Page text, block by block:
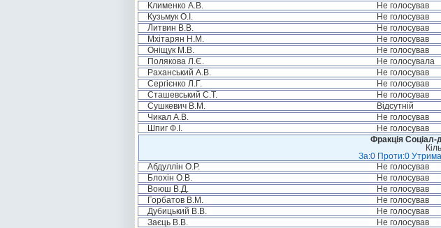
Клименко А.В.
Не голосував
Кузьмук О.І.
Не голосував
Литвин В.В.
Не голосував
Мхітарян Н.М.
Не голосував
Оніщук М.В.
Не голосував
Полякова Л.Є.
Не голосувала
Раханський А.В.
Не голосував
Сергієнко Л.Г.
Не голосував
Сташевський С.Т.
Не голосував
Сушкевич В.М.
Відсутній
Чикал А.В.
Не голосував
Шпиг Ф.І.
Не голосував
Фракція Соціал-
За:0 Проти:0
Абдуллін О.Р.
Не голосував
Блохін О.В.
Не голосував
Воюш В.Д.
Не голосував
Горбатов В.М.
Не голосував
Дубицький В.В.
Не голосував
Заєць В.В.
Не голосував